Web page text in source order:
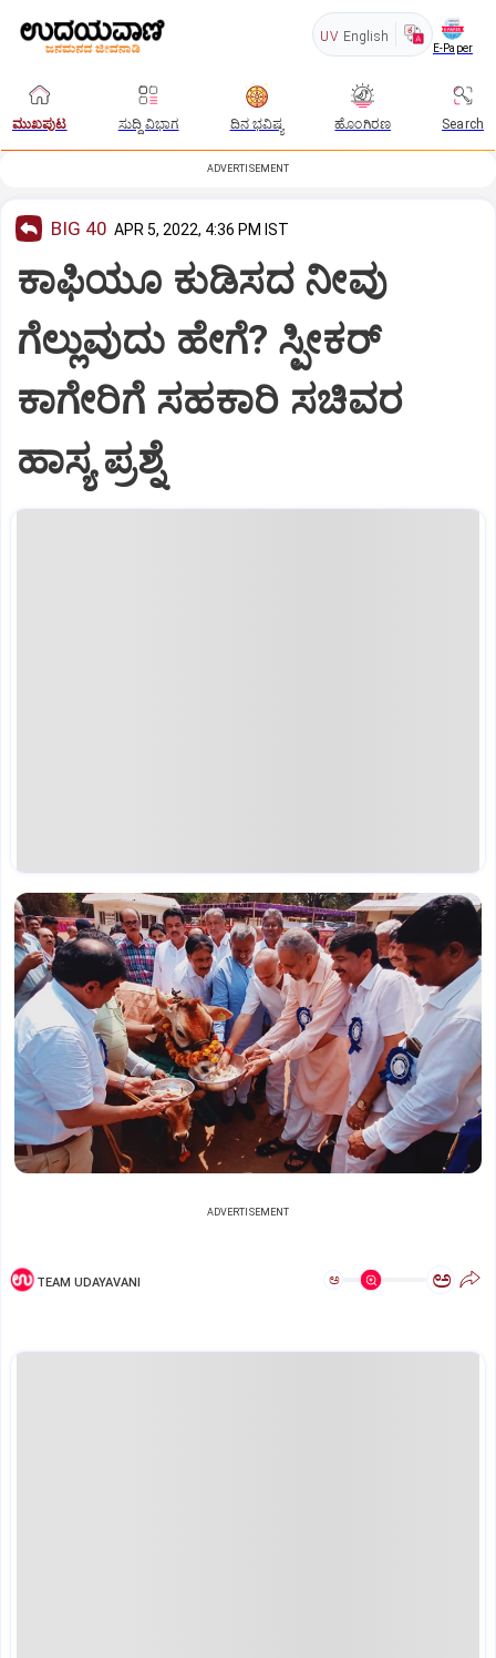
UV English
E-Paper
ಮುಖಪುಟ ಸುದ್ದಿ ವಿಭಾಗ ದಿನ ಭವಿಷ್ಯ ಹೊಂಗಿರಣ Search
ADVERTISEMENT
BIG 40 APR 5, 2022, 4:36 PM IST
ಕಾಫಿಯೂ ಕುಡಿಸದ ನೀವು
ಗೆಲ್ಲುವುದು ಹೇಗೆ? ಸ್ಪೀಕರ್
ಕಾಗೇರಿಗೆ ಸಹಕಾರಿ ಸಚಿವರ
ಹಾಸ್ಯ ಪ್ರಶ್ನೆ
ADVERTISEMENT
TEAM UDAYAVANI ಅ ಅ